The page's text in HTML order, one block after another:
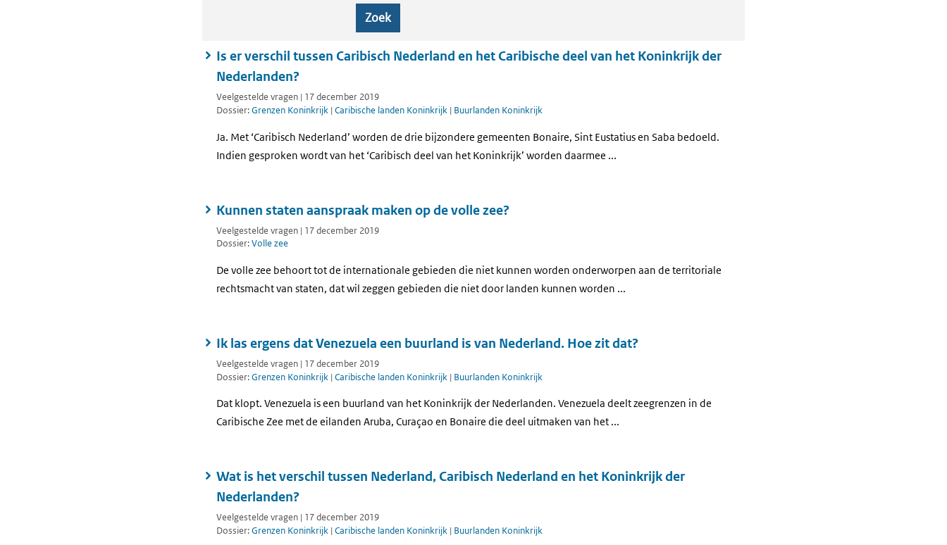
Zoek
Is er verschil tussen Caribisch Nederland en het Caribische deel van het Koninkrijk der
Nederlanden?
Veelgestelde vragen | 17 december 2019
Dossier:Grenzen Koninkrijk | Caribische landen Koninkrijk | Buurlanden Koninkrijk
Ja. Met ‘Caribisch Nederland’ worden de drie bijzondere gemeenten Bonaire, Sint Eustatius en Saba bedoeld.
Indien gesproken wordt van het ‘Caribisch deel van het Koninkrijk’ worden daarmee ...
Kunnen staten aanspraak maken op de volle zee?
Veelgestelde vragen | 17 december 2019
Dossier:Volle zee
De volle zee behoort tot de internationale gebieden die niet kunnen worden onderworpen aan de territoriale
rechtsmacht van staten, dat wil zeggen gebieden die niet door landen kunnen worden ...
Ik las ergens dat Venezuela een buurland is van Nederland. Hoe zit dat?
Veelgestelde vragen | 17 december 2019
Dossier:Grenzen Koninkrijk | Caribische landen Koninkrijk | Buurlanden Koninkrijk
Dat klopt. Venezuela is een buurland van het Koninkrijk der Nederlanden. Venezuela deelt zeegrenzen in de
Caribische Zee met de eilanden Aruba, Curaçao en Bonaire die deel uitmaken van het ...
Wat is het verschil tussen Nederland, Caribisch Nederland en het Koninkrijk der
Nederlanden?
Veelgestelde vragen | 17 december 2019
Dossier:Grenzen Koninkrijk | Caribische landen Koninkrijk | Buurlanden Koninkrijk